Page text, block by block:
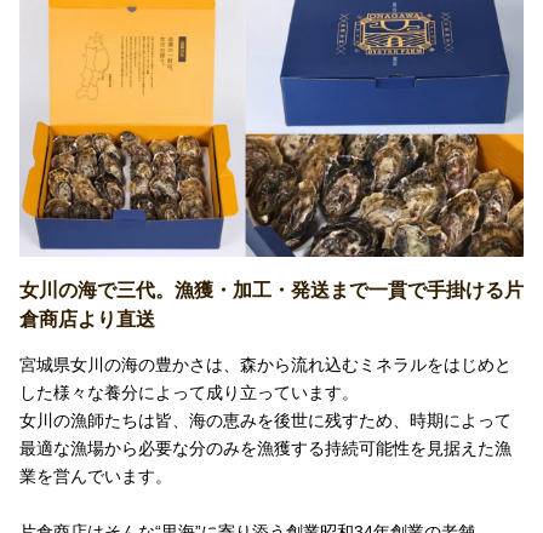
女川の海で三代。漁獲・加工・発送まで一貫で手掛ける片
倉商店より直送
宮城県女川の海の豊かさは、森から流れ込むミネラルをはじめと
した様々な養分によって成り立っています。
女川の漁師たちは皆、海の恵みを後世に残すため、時期によって
最適な漁場から必要な分のみを漁獲する持続可能性を見据えた漁
業を営んでいます。